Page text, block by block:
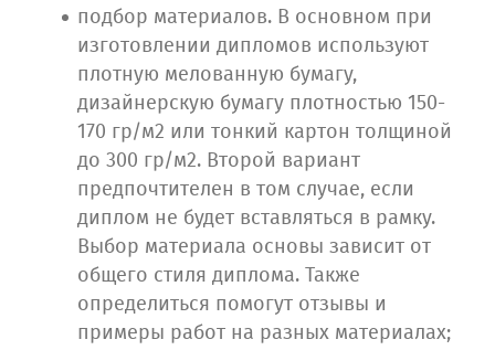
подбор материалов. В основном при
изготовлении дипломов используют
плотную мелованную бумагу,
дизайнерскую бумагу плотностью 150-
170 гр/м2 или тонкий картон толщиной
до 300 гр/м2. Второй вариант
предпочтителен в том случае, если
диплом не будет вставляться в рамку.
Выбор материала основы зависит от
общего стиля диплома. Также
определиться помогут отзывы и
примеры работ на разных материалах;